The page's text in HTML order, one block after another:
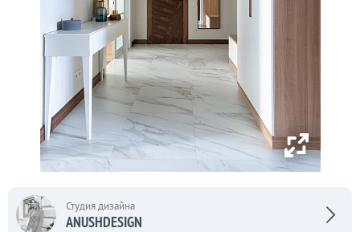
Студия дизайна
ANUSHDESIGN